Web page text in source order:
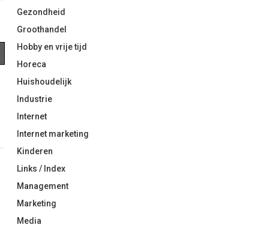
Gezondheid
Groothandel
Hobby en vrije tijd
Horeca
Huishoudelijk
Industrie
Internet
Internet marketing
Kinderen
Links / Index
Management
Marketing
Media